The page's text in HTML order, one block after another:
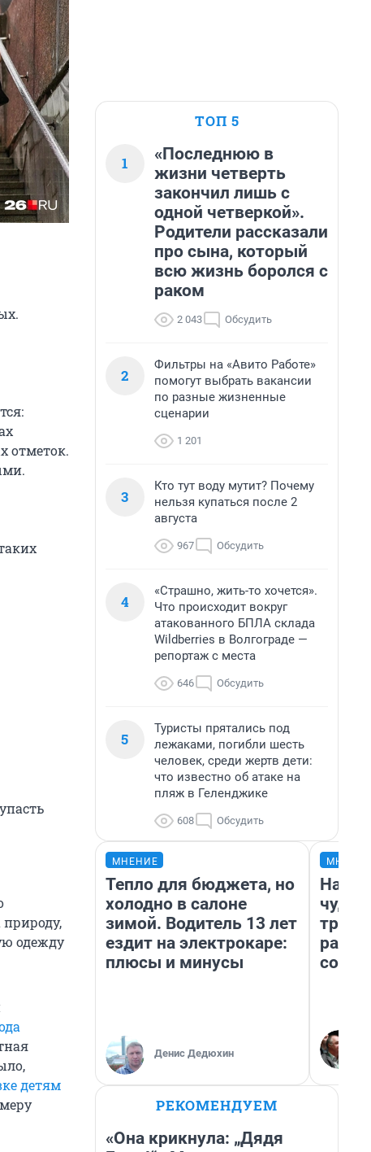
отметок.
одежду
детям
ТОП 5
1
«Последнюю в
жизни четверть
закончил лишь с
одной четверкой».
Родители рассказали
про сына, который
всю жизнь боролся с
раком
2 043 Обсудить
2
Фильтры на «Авито Работе»
помогут выбрать вакансии
по разные жизненные
сценарии
1 201
3
Кто тут воду мутит? Почему
нельзя купаться после 2
августа
967 Обсудить
4
«Страшно, жить-то хочется».
Что происходит вокруг
атакованного БПЛА склада
Wildberries в Волгограде —
репортаж с места
646 Обсудить
5
Туристы прятались под
лежаками, погибли шесть
человек, среди жертв дети:
что известно об атаке на
пляж в Геленджике
608 Обсудить
МНЕНИЕ
Тепло для бюджета, но
холодно в салоне
зимой. Водитель 13 лет
ездит на электрокаре:
плюсы и минусы
Денис Дедюхин
РЕКОМЕНДУЕМ
«Она крикнула: „Дядя